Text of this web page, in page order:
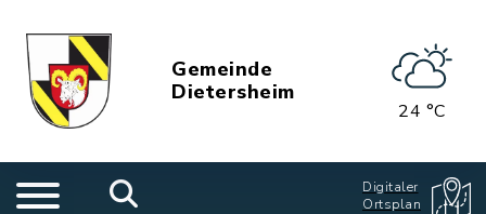
Gemeinde
Dietersheim
24 °C
Digitaler
Ortsplan